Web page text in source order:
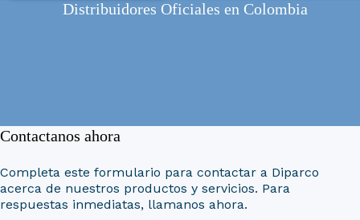
Distribuidores Oficiales en Colombia
Contactanos ahora
Completa este formulario para contactar a Diparco
acerca de nuestros productos y servicios. Para
respuestas inmediatas, llamanos ahora.